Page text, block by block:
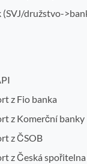
družstvo-
z Fio banka
z Komerční banky
z ČSOB
z Česká spořitelna